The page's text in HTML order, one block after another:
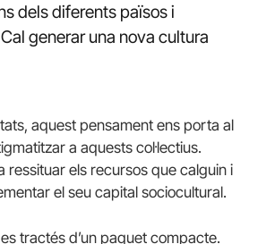
dels diferents països i
generar una nova cultura
aquest pensament ens porta al
a aquests col·lectius.
ressituar els recursos que calguin i
el seu capital sociocultural.
tractés d’un paquet compacte.